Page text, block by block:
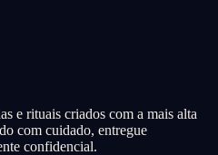
e rituais criados com a mais alta
com cuidado, entregue
confidencial.